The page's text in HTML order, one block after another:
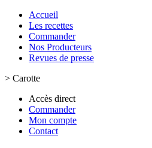
Accueil
Les recettes
Commander
Nos Producteurs
Revues de presse
> Carotte
Accès direct
Commander
Mon compte
Contact